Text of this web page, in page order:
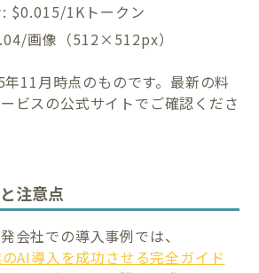
$0.015/1Kトークン
画像（512×512px）
11月時点のものです。最新の料
ビスの公式サイトでご確認くださ
注意点
会社での導入事例では、
AI導入を成功させる完全ガイド